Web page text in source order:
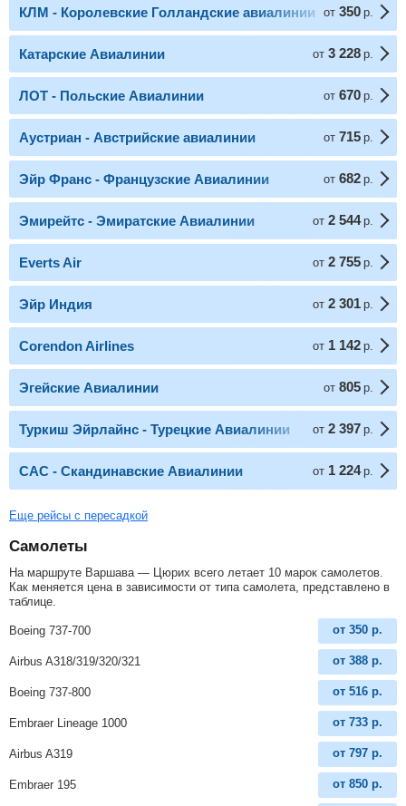
КЛМ - Королевские Голландские авиалинии от 350 р.
Катарские Авиалинии от 3 228 р.
ЛОТ - Польские Авиалинии от 670 р.
Аустриан - Австрийские авиалинии от 715 р.
Эйр Франс - Французские Авиалинии от 682 р.
Эмирейтс - Эмиратские Авиалинии от 2 544 р.
Everts Air от 2 755 р.
Эйр Индия от 2 301 р.
Corendon Airlines от 1 142 р.
Эгейские Авиалинии от 805 р.
Туркиш Эйрлайнс - Турецкие Авиалинии от 2 397 р.
САС - Скандинавские Авиалинии от 1 224 р.
Еще рейсы с пересадкой
Самолеты
На маршруте Варшава — Цюрих всего летает 10 марок самолетов.
Как меняется цена в зависимости от типа самолета, представлено в
таблице.
Boeing 737-700 от 350 р.
Airbus A318/319/320/321 от 388 р.
Boeing 737-800 от 516 р.
Embraer Lineage 1000 от 733 р.
Airbus A319 от 797 р.
Embraer 195 от 850 р.